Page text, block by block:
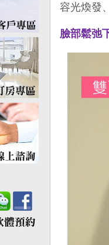
容光煥發
臉部鬆弛